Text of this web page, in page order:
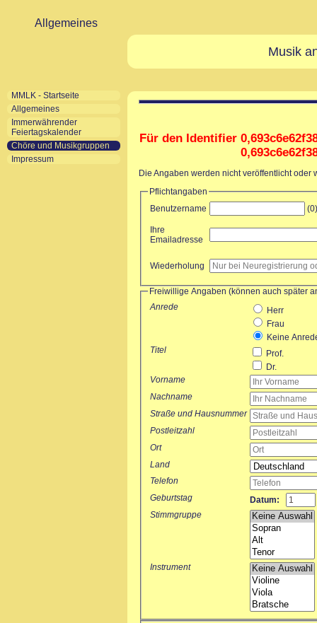
Allgemeines
MMLK - Startseite
Allgemeines
Immerwährender
Feiertagskalender
Chöre und Musikgruppen
Impressum
Musik
Für den Identifier
Die Angaben werden nicht veröffentlicht oder
Pflichtangaben
Benutzername
(0)
Ihre
Emailadresse
Wiederholung
Freiwillige Angaben (können auch später
Anrede
Herr
Frau
Keine
Titel
Prof.
Dr.
Vorname
Nachname
Straße und Hausnummer
Postleitzahl
Ort
Land
Telefon
Geburtstag
Stimmgruppe
Instrument